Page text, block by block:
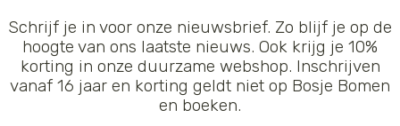
Schrijf je in voor onze nieuwsbrief. Zo blijf je op de
hoogte van ons laatste nieuws. Ook krijg je 10%
korting in onze duurzame webshop. Inschrijven
vanaf 16 jaar en korting geldt niet op Bosje Bomen
en boeken.